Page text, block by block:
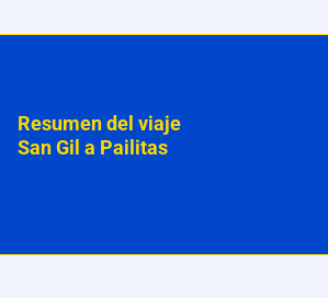
Resumen del viaje
San Gil a Pailitas